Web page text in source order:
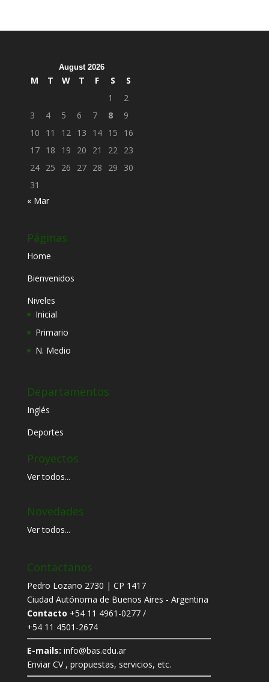
August 2026
M T W T F S
S
1
2
3
4 5 6 7 8
9
10
11 12 13 14 15
16
17 18 19 20 21 22 23
24 25 26 27 28 29
30
31
« Mar
Páginas
Home
Bienvenidos
Niveles
Inicial
Primario
N. Medio
Departamentos
Inglés
Deportes
Proyectos
Ver todos...
Novedades
Ver todos...
Contactanos
Pedro Lozano 2730 | CP 1417
Ciudad Autónoma de Buenos Aires - Argentina
Contacto +54 11 4961-0277 /
+54 11 4501-2674
E-mails: info@bas.edu.ar
Enviar CV , propuestas, servicios, etc.